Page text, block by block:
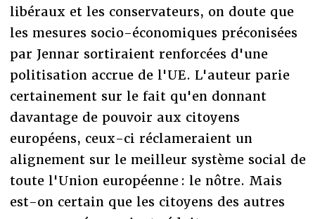
libéraux et les conservateurs, on doute que
les mesures socio-économiques préconisées
par Jennar sortiraient renforcées d'une
politisation accrue de l'UE. L'auteur parie
certainement sur le fait qu'en donnant
davantage de pouvoir aux citoyens
européens, ceux-ci réclameraient un
alignement sur le meilleur système social de
toute l'Union européenne : le nôtre. Mais
est-on certain que les citoyens des autres